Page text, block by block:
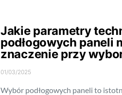
Jakie parametry
podłogowych paneli
znaczenie przy
01/03/2025
Wybór podłogowych paneli to